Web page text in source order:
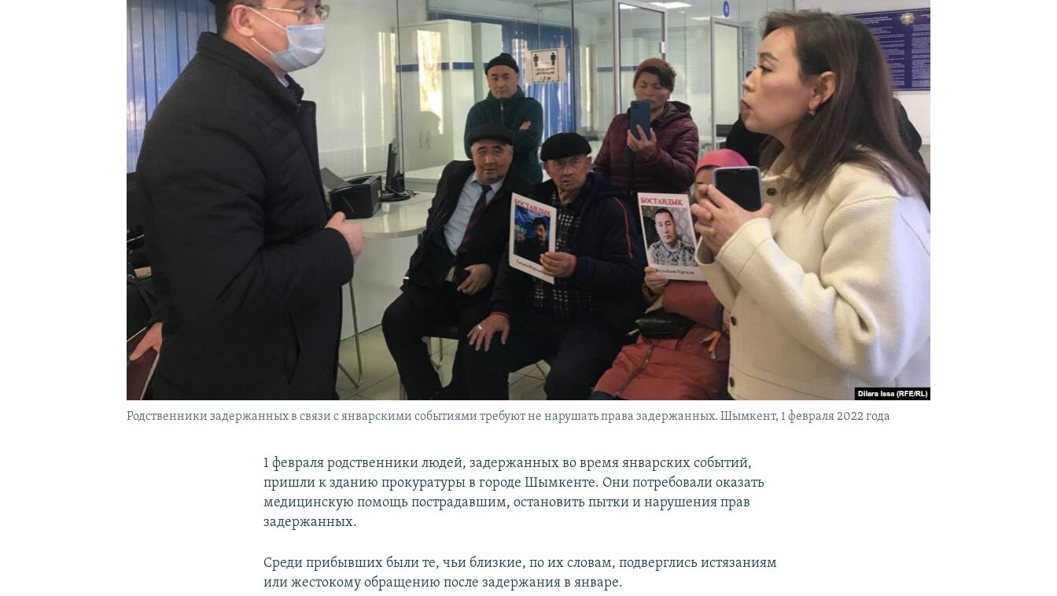
Родственники задержанных в связи с январскими событиями требуют не нарушать права задержанных. Шымкент, 1 февраля 2022 года
1 февраля родственники людей, задержанных во время январских событий,
пришли к зданию прокуратуры в городе Шымкенте. Они потребовали оказать
медицинскую помощь пострадавшим, остановить пытки и нарушения прав
задержанных.
Среди прибывших были те, чьи близкие, по их словам, подверглись истязаниям
или жестокому обращению после задержания в январе.